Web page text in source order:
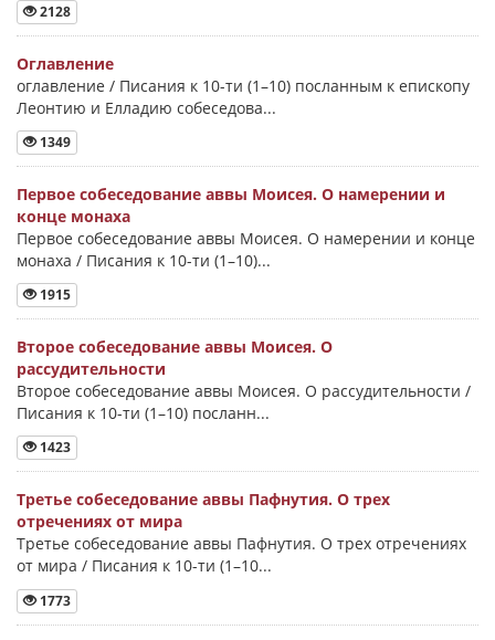
2128
Оглавление
оглавление / Писания к 10-ти (1–10) посланным к епископу
Леонтию и Елладию собеседова...
1349
Первое собеседование аввы Моисея. О намерении и
конце монаха
Первое собеседование аввы Моисея. О намерении и конце
монаха / Писания к 10-ти (1–10)...
1915
Второе собеседование аввы Моисея. О
рассудительности
Второе собеседование аввы Моисея. О рассудительности /
Писания к 10-ти (1–10) посланн...
1423
Третье собеседование аввы Пафнутия. О трех
отречениях от мира
Третье собеседование аввы Пафнутия. О трех отречениях
от мира / Писания к 10-ти (1–10...
1773